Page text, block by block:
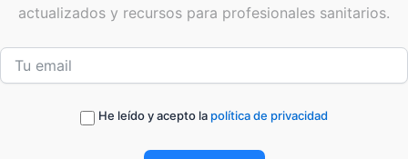
actualizados y recursos para profesionales sanitarios.
He leído y acepto la política de privacidad